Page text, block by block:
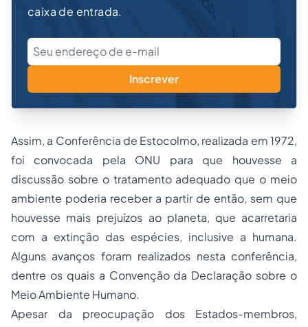
caixa de entrada.
Inscrever
Assim, a Conferência de Estocolmo, realizada em 1972,
foi convocada pela ONU para que houvesse a
discussão sobre o tratamento adequado que o meio
ambiente poderia receber a partir de então, sem que
houvesse mais prejuízos ao planeta, que acarretaria
com a extinção das espécies, inclusive a humana.
Alguns avanços foram realizados nesta conferência,
dentre os quais a Convenção da Declaração sobre o
Meio Ambiente Humano.
Apesar da preocupação dos Estados-membros,